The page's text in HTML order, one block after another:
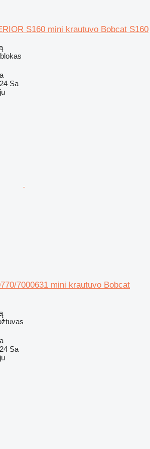
S160 mini krautuvo Bobcat S160
Sa
7000631 mini krautuvo Bobcat
Sa